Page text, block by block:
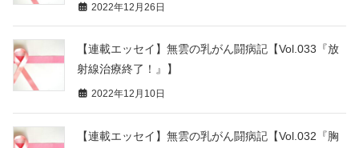
2022年12月26日
【連載エッセイ】無雲の乳がん闘病記【Vol.033『放
射線治療終了！』】
2022年12月10日
【連載エッセイ】無雲の乳がん闘病記【Vol.032『胸